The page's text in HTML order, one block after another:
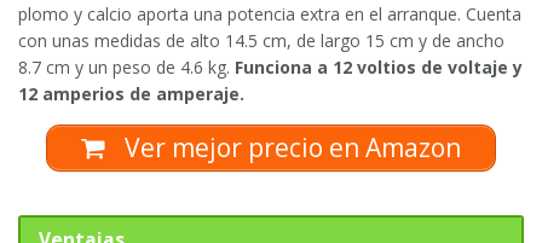
plomo y calcio aporta una potencia extra en el arranque. Cuenta
con unas medidas de alto 14.5 cm, de largo 15 cm y de ancho
8.7 cm y un peso de 4.6 kg. Funciona a 12 voltios de voltaje y
12 amperios de amperaje.
Ver mejor precio en Amazon